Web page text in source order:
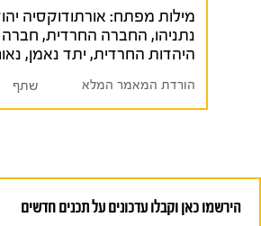
מילות מפתח: אורתודוקסיה
נתניהו, החברה החרדית, חברה
היהדות החרדית, יתד נאמן,
הורדת המאמר המלא שתף
הירשמו כאן וקבלו עדכונים על תכנים חדשים